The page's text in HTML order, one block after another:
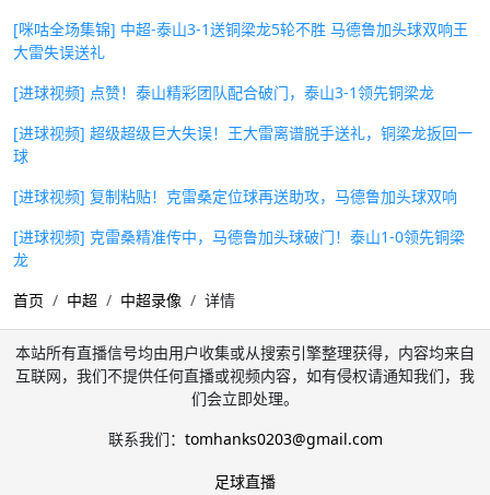
[咪咕全场集锦] 中超-泰山3-1送铜梁龙5轮不胜 马德鲁加头球双响王
大雷失误送礼
[进球视频] 点赞！泰山精彩团队配合破门，泰山3-1领先铜梁龙
[进球视频] 超级超级巨大失误！王大雷离谱脱手送礼，铜梁龙扳回一
球
[进球视频] 复制粘贴！克雷桑定位球再送助攻，马德鲁加头球双响
[进球视频] 克雷桑精准传中，马德鲁加头球破门！泰山1-0领先铜梁
龙
首页
中超 中超录像 详情
本站所有直播信号均由用户收集或从搜索引擎整理获得，内容均来自
互联网，我们不提供任何直播或视频内容，如有侵权请通知我们，我
们会立即处理。
联系我们： tomhanks0203@gmail.com
足球直播